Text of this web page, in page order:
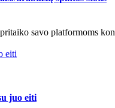
savo platformoms
eiti
juo eiti